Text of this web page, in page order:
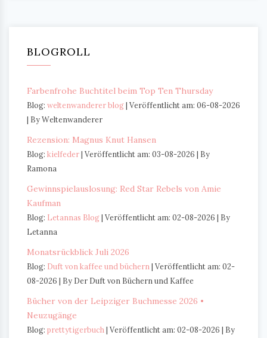
BLOGROLL
Farbenfrohe Buchtitel beim Top Ten Thursday
Blog: weltenwanderer blog Veröffentlicht am: 06-08-2026
By Weltenwanderer
Rezension: Magnus Knut Hansen
Blog: kielfeder Veröffentlicht am: 03-08-2026
By
Ramona
Gewinnspielauslosung: Red Star Rebels von Amie
Kaufman
Blog: Letannas Blog Veröffentlicht am: 02-08-2026
By
Letanna
Monatsrückblick Juli 2026
Blog: Duft von kaffee und büchern
Veröffentlicht am: 02-
08-2026
By Der Duft von Büchern und Kaffee
Bücher von der Leipziger Buchmesse 2026 •
Neuzugänge
Blog: prettytigerbuch Veröffentlicht am: 02-08-2026
By